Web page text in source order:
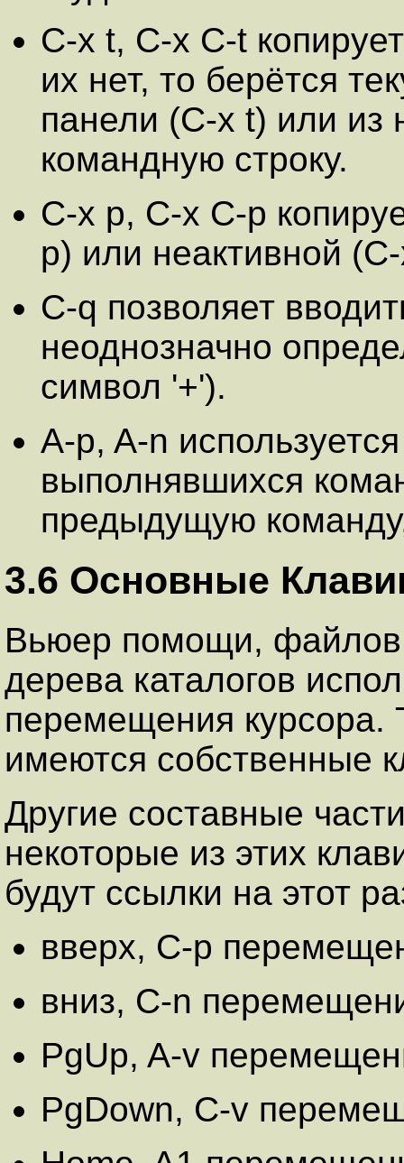
C-x t, C-x C-t
их нет, то берётся
панели (C-x t) или из
командную строку.
C-x p, C-x C-p
p) или неактивной
C-q позволяет
неоднозначно
символ '+').
A-p, A-n
выполнявшихся
предыдущую
3.6 Основные
Вьюер помощи, файлов
дерева каталогов
перемещения курсора.
имеются собственные
Другие составные
некоторые из этих
будут ссылки на этот
вверх, C-p
вниз, C-n
PgUp, A-v
PgDown, C-v